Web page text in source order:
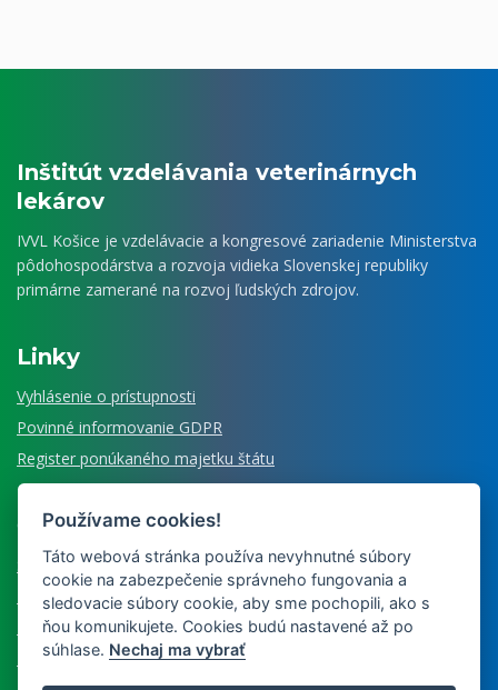
Inštitút vzdelávania veterinárnych
lekárov
IVVL Košice je vzdelávacie a kongresové zariadenie Ministerstva
pôdohospodárstva a rozvoja vidieka Slovenskej republiky
primárne zamerané na rozvoj ľudských zdrojov.
Linky
Vyhlásenie o prístupnosti
Povinné informovanie GDPR
Register ponúkaného majetku štátu
Čo ešte ponúkame
Senzorické laboratórium
Múzeum veterinárnej medicíny
Nájdete u nás
Edícia Historiae medicinae vet.
Používame cookies!
Táto webová stránka používa nevyhnutné súbory
cookie na zabezpečenie správneho fungovania a
sledovacie súbory cookie, aby sme pochopili, ako s
ňou komunikujete. Cookies budú nastavené až po
súhlase. Nechaj ma vybrať